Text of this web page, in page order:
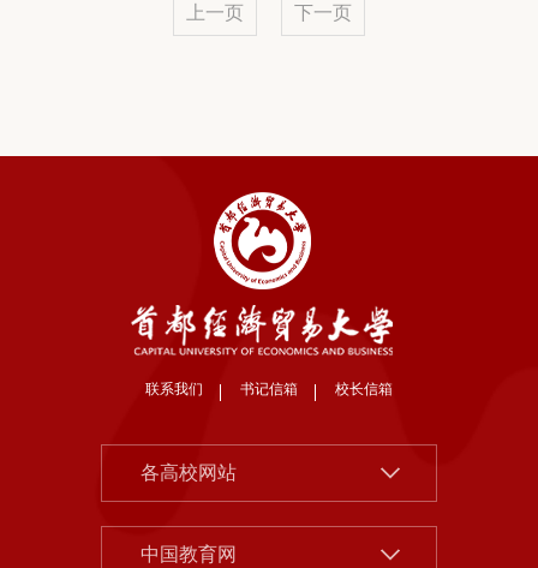
上一页 下一页
各高校网站
北京大学
清华大学
中国人民大学
中国教育网
中国社会科学院
联系我们 书记信箱 校长信箱